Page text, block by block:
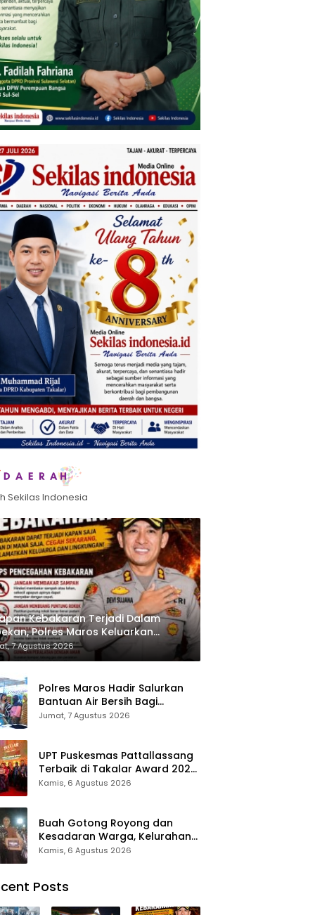
Sekilas Indonesia
Kebakaran Terjadi Dalam
Polres Maros Keluarkan
kepada Masyarakat
7 Agustus 2026
Polres Maros Hadir Salurkan
Bantuan Air Bersih Bagi
Masyarakat Terdampak Krisis
Jumat, 7 Agustus 2026
UPT Puskesmas Pattallassang
Terbaik di Takalar Award 2026,
Bukti Komitmen Hadirkan
Kamis, 6 Agustus 2026
Buah Gotong Royong dan
Kesadaran Warga, Kelurahan
Patte’ne Menjadi Bintang
Kamis, 6 Agustus 2026
Posts